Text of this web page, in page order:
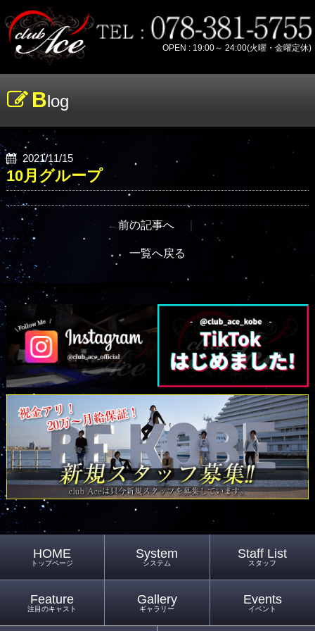
OPEN : 19:00～ 24:00(火曜・金曜定休)
Blog
2021/11/15
10月グループ
←前の記事へ ｜
一覧へ戻る
HOME
トップページ
System
システム
Staff List
スタッフ
Feature
注目のキャスト
Gallery
ギャラリー
Events
イベント